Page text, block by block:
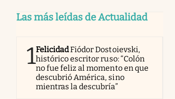
Las más leídas de Actualidad
1FelicidadFiódor Dostoievski,
histórico escritor ruso: “Colón
no fue feliz al momento en que
descubrió América, sino
mientras la descubría”